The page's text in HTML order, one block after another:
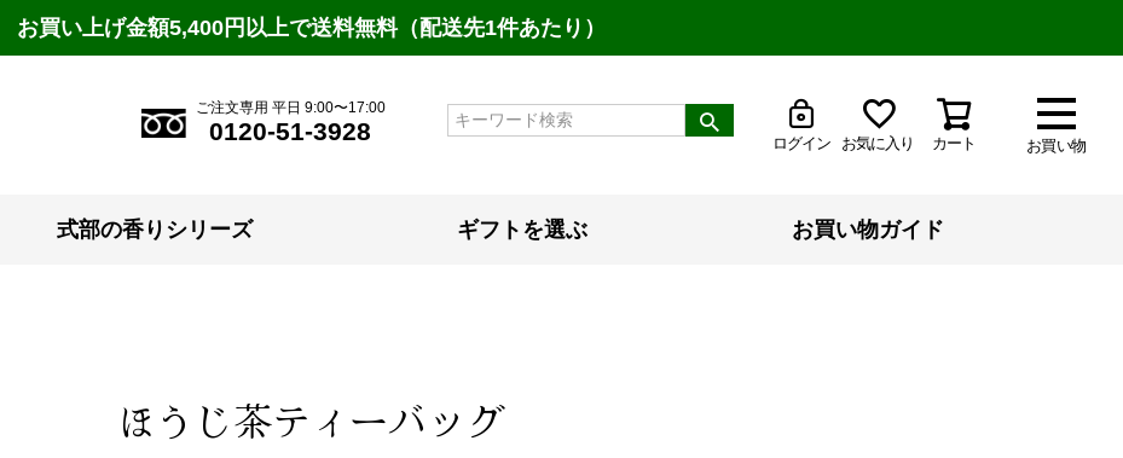
お買い上げ金額5,400円以上で送料無料（配送先1件あたり）
お買い物
ご注文専用 平日 9:00〜17:00
0120-51-3928 ログイン お気に入り カート
式部の香りシリーズ ギフトを選ぶ お買い物ガイド
ほうじ茶ティーバッグ